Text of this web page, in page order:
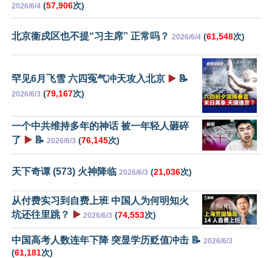
2026/6/4 (57,906次)
北京衞戍区也不提“习主席” 正常吗？ 2026/6/4 (61,548次)
罕见6月飞雪 六四冤气冲天攻入北京 ▶️ 📝
2026/6/3 (79,167次)
一个中共维持多年的神话 被一年轻人砸碎
了 ▶️ 📝 2026/6/3 (76,145次)
天下奇谭 (573) 火神降临 2026/6/3 (21,036次)
从付费实习到自费上班 中国人为何明知火
坑还往里跳？
▶️ 2026/6/3 (74,553次)
中国高考人数连年下降 突显学历贬值冲击 📝 2026/6/3
(61,181次)